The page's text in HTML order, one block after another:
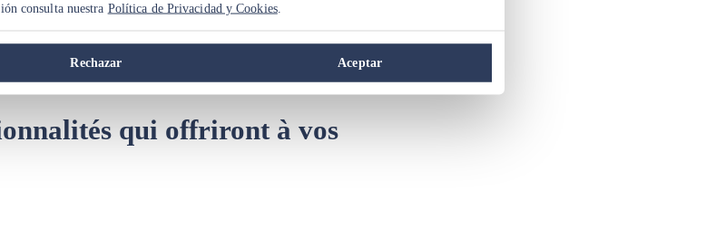
des iPads aux participants, afin de garantir de
qui offriront à vos
consulta nuestra Política de Privacidad y Cookies.
Rechazar Aceptar